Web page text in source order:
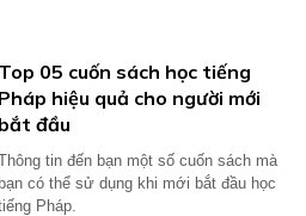
Top 05 cuốn sách học tiếng
Pháp hiệu quả cho người mới
bắt đầu
tin đến bạn một số cuốn sách mà
bạn có thể sử dụng khi mới bắt đầu học
Pháp.